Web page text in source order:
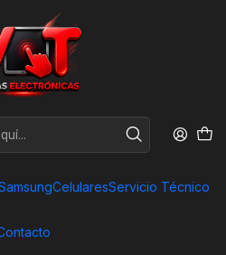
CelularesServicio Técnico